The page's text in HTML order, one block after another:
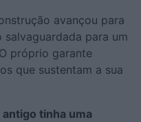
avançou para
para um
próprio garante
que sustentam a sua
tinha uma